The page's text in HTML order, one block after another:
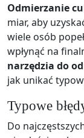
Odmierzanie
miar, aby
wiele osób
wpłynąć na
narzędzia do
jak unikać
Typowe
Do